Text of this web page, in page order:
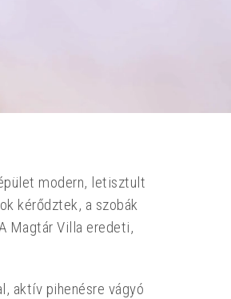
modern, letisztult
kérődztek, a szobák
Magtár Villa eredeti,
aktív pihenésre vágyó